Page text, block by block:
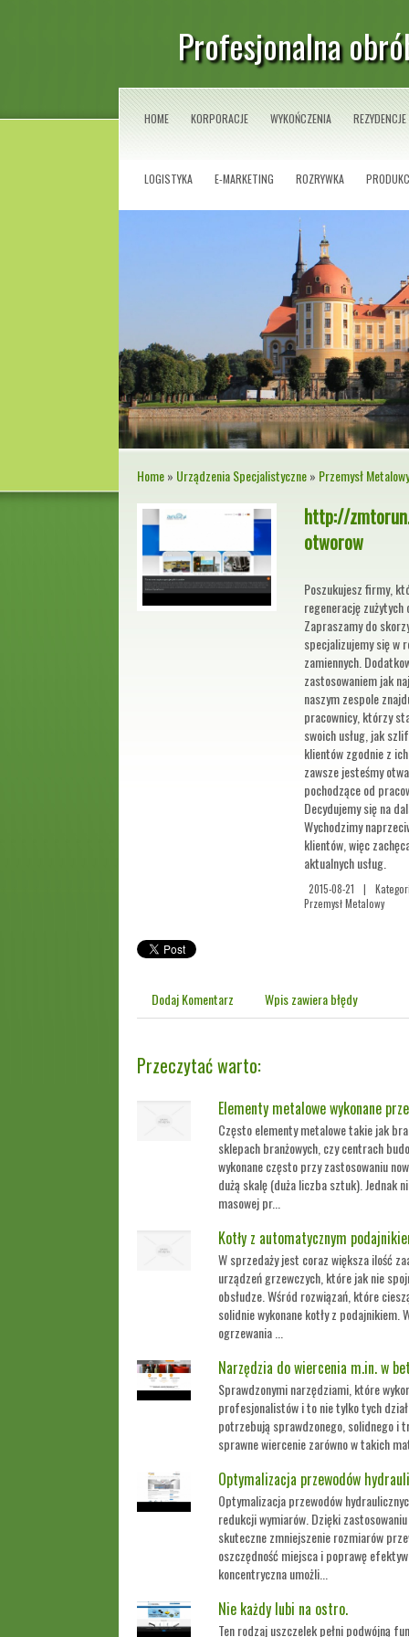
Profesjonalna
HOME KORPORACJE WYKOŃCZENIA REZYDENCJE
LOGISTYKA E-MARKETING ROZRYWKA
Home» Urządzenia Specjalistyczne» Przemysł Metalowy
http://
otworow
Poszukujesz firmy,
regenerację
Zapraszamy do
specjalizujemy się w
zamiennych.
zastosowaniem jak
naszym zespole
pracownicy, którzy
swoich usług, jak
klientów zgodnie z
zawsze jesteśmy
pochodzące od
Decydujemy się na
Wychodzimy
klientów, więc
aktualnych usług.
2015-08-21 |
Przemysł Metalowy
Dodaj Komentarz Wpis zawiera błędy
Przeczytać warto:
Elementy metalowe wykonane
Często elementy metalowe takie jak
sklepach branżowych, czy centrach
wykonane często przy zastosowaniu
dużą skalę (duża liczba sztuk). Jednak
masowej pr...
Kotły z automatycznym
W sprzedaży jest coraz większa ilość
urządzeń grzewczych, które jak nie
obsłudze. Wśród rozwiązań, które
solidnie wykonane kotły z
ogrzewania ...
Narzędzia do wiercenia m.in. w
Sprawdzonymi narzędziami, które
profesjonalistów i to nie tylko tych
potrzebują sprawdzonego, solidnego i
sprawne wiercenie zarówno w takich
Optymalizacja przewodów
Optymalizacja przewodów
redukcji wymiarów. Dzięki
skuteczne zmniejszenie rozmiarów
oszczędność miejsca i poprawę
koncentryczna umożli...
Nie każdy lubi na ostro.
Ten rodzaj uszczelek pełni podwójną